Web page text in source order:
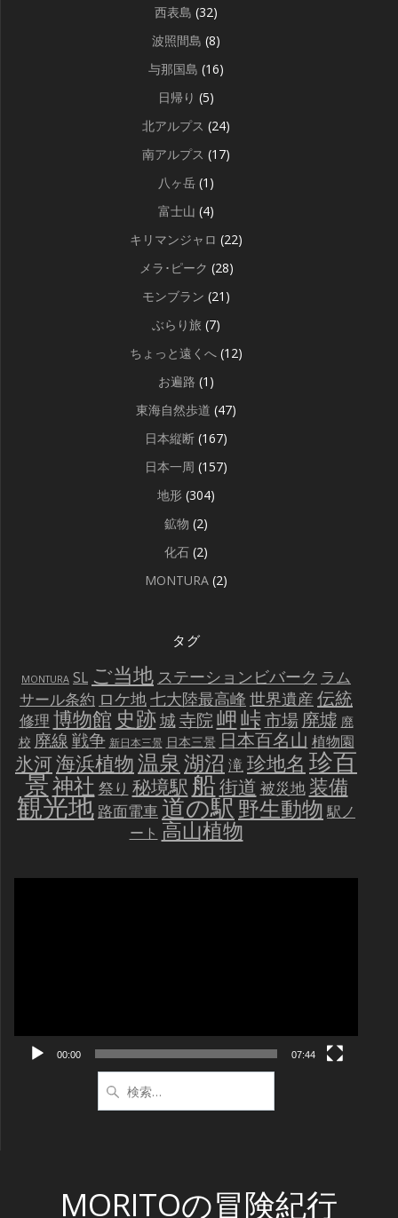
西表島 (32)
波照間島 (8)
与那国島 (16)
日帰り (5)
北アルプス (24)
南アルプス (17)
八ヶ岳 (1)
富士山 (4)
キリマンジャロ (22)
メラ･ピーク (28)
モンブラン (21)
ぶらり旅 (7)
ちょっと遠くへ (12)
お遍路 (1)
東海自然歩道 (47)
日本縦断 (167)
日本一周 (157)
地形 (304)
鉱物 (2)
化石 (2)
MONTURA (2)
タグ
MONTURA SL ご当地 ステーションビバーク ラム
サール条約 ロケ地七大陸最高峰 世界遺産 伝統
修理 博物館 史跡城寺院岬峠市場 廃墟 廃
校 廃線戦争 新日本三景 日本三景 日本百名山 植物園
氷河海浜植物温泉湖沼 滝珍地名 珍百
景神社 祭り 秘境駅船街道 被災地 装備
観光地 路面電車道の駅野生動物 駅ノ
ート 高山植物
00:00 07:44
索:
MORITOの冒険紀行